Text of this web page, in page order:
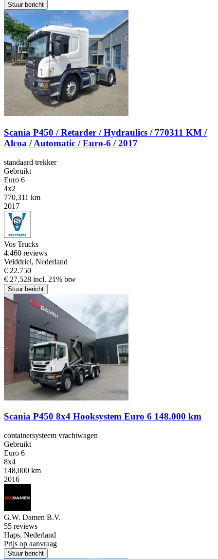
Stuur bericht
Scania P450 / Retarder / Hydraulics / 770311 KM /
Alcoa / Automatic / Euro-6 / 2017
standaard trekker
Gebruikt
Euro 6
4x2
770,311 km
2017
Vos Trucks
4.460 reviews
Velddriel, Nederland
€ 22.750
€ 27.528 incl. 21% btw
Stuur bericht
Scania P450 8x4 Hooksystem Euro 6 148.000 km
containersysteem vrachtwagen
Gebruikt
Euro 6
8x4
148,000 km
2016
G.W. Damen B.V.
55 reviews
Haps, Nederland
Prijs op aanvraag
Stuur bericht